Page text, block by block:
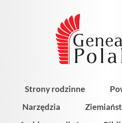
Strony rodzinne
Narzędzia